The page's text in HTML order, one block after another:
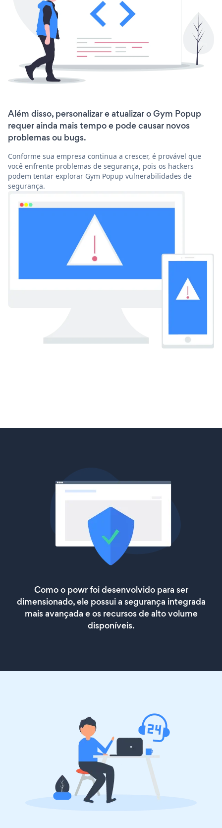
Além disso, personalizar e atualizar o Gym Popup
requer ainda mais tempo e pode causar novos
problemas ou bugs.
Conforme sua empresa continua a crescer, é provável que
você enfrente problemas de segurança, pois os hackers
podem tentar explorar Gym Popup vulnerabilidades de
segurança.
Como o powr foi desenvolvido para ser
dimensionado, ele possui a segurança integrada
mais avançada e os recursos de alto volume
disponíveis.